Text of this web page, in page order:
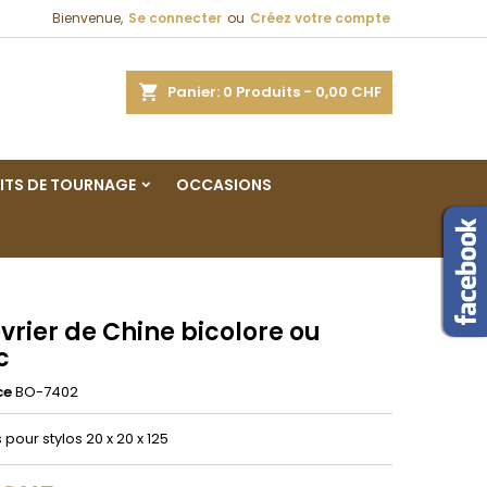
Bienvenue, Se connecter ou Créez votre compte
Panier 0 Produits - 0,00 CHF
DE TOURNAGE OCCASIONS
de Chine bicolore ou
BO-7402
stylos 20 x 20 x 125